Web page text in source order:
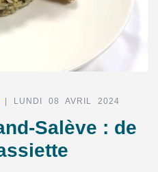
| LUNDI 08 AVRIL 2024
Salève : de